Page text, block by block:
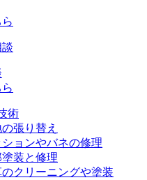
術
張り替え
ションやバネの修理
塗装と修理
クリーニングや塗装